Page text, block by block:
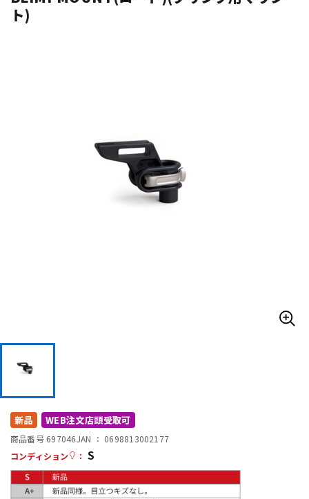
配信/ライブ機器
中古 ヴィンテージ
ト)
新品 WEB注文店頭受取可
商品番号 697046JAN ： 0698813002177
コンディション
： S